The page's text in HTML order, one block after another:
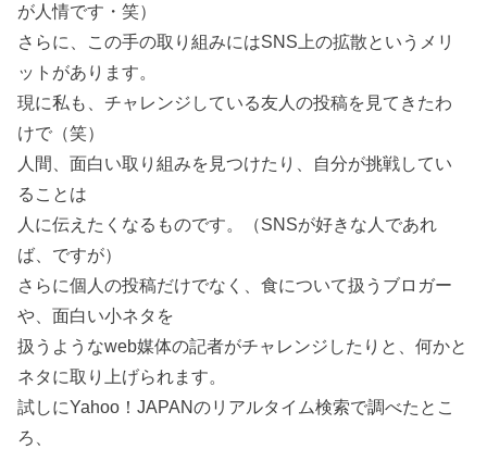
が人情です・笑）
さらに、この手の取り組みにはSNS上の拡散というメリ
ットがあります。
現に私も、チャレンジしている友人の投稿を見てきたわ
けで（笑）
人間、面白い取り組みを見つけたり、自分が挑戦してい
ることは
人に伝えたくなるものです。（SNSが好きな人であれ
ば、ですが）
さらに個人の投稿だけでなく、食について扱うブロガー
や、面白い小ネタを
扱うようなweb媒体の記者がチャレンジしたりと、何かと
ネタに取り上げられます。
試しにYahoo！JAPANのリアルタイム検索で調べたとこ
ろ、